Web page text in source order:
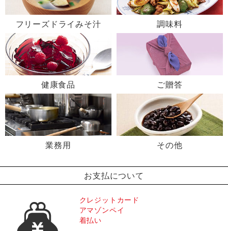
フリーズドライみそ汁 調味料
健康食品 ご贈答
業務用 その他
お支払について
クレジットカード
アマゾンペイ
着払い